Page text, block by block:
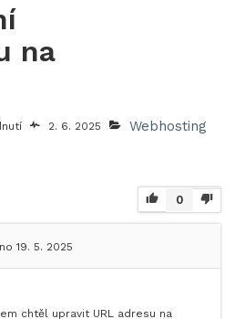
na
2. 6. 2025 Webhosting
0
19. 5. 2025
chtěl upravit URL adresu na